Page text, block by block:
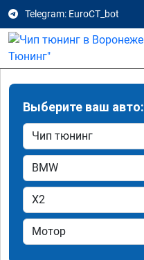
Telegram: EuroCT_bot
Выберите ваш авто: